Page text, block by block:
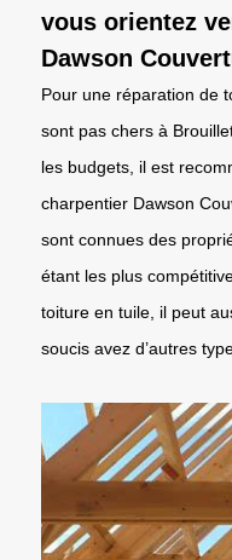
vous orientez
Dawson
Pour une réparation de
sont pas chers à
les budgets, il est
charpentier Dawson
sont connues des
étant les plus
toiture en tuile, il peut
soucis avez d’autres